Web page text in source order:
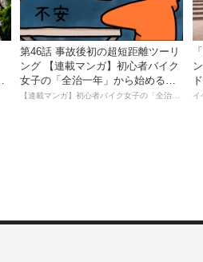
第46話 事故後初の超短距離ツーリ
ング 【連載マンガ】初心者バイク
女子の「全治一年」から始める起
死回生日記
イ